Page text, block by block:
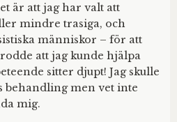
är att jag har valt att
mindre trasiga, och
människor – för att
att jag kunde hjälpa
sitter djupt! Jag skulle
behandling men vet inte
mig.